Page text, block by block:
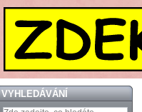
VYHLEDÁVÁNÍ